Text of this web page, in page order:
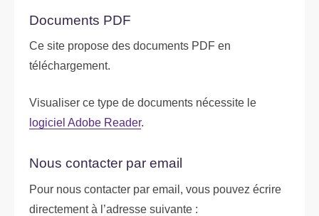
Documents PDF
Ce site propose des documents PDF en
téléchargement.
Visualiser ce type de documents nécessite le
logiciel Adobe Reader.
Nous contacter par email
Pour nous contacter par email, vous pouvez écrire
directement à l’adresse suivante :